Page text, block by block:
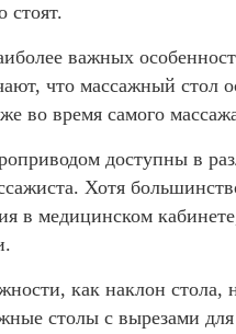
стоят.
важных
что массажный стол
во время самого
доступны в
Хотя
в медицинском
как наклон стола,
столы с вырезами